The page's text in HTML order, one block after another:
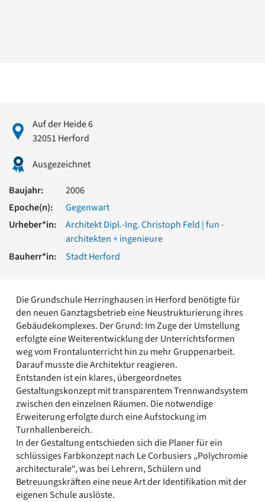
Gesamtübersicht...
Gegenwart
Postmoderne
1950er-70er Jahre
Moderne
Reformarchitektur
Jugendstil
Historismus
Klassizismus
Gotik
Römische Antike
Über uns
Über baukunst-nrw
Fachbeirat
Freunde & Förderer
Kontakt
Impressum
Datenschutz
Suchbegriff eingeben
Auf der Heide 6
32051 Herford
Ausgezeichnet
Baujahr:
2006
Epoche(n):
Gegenwart
Urheber*in:
Architekt Dipl.-Ing. Christoph Feld | fun -
architekten + ingenieure
Bauherr*in:
Stadt Herford
Die Grundschule Herringhausen in Herford benötigte für
den neuen Ganztagsbetrieb eine Neustrukturierung ihres
Gebäudekomplexes. Der Grund: Im Zuge der Umstellung
erfolgte eine Weiterentwicklung der Unterrichtsformen
weg vom Frontalunterricht hin zu mehr Gruppenarbeit.
Darauf musste die Architektur reagieren.
Entstanden ist ein klares, übergeordnetes
Gestaltungskonzept mit transparentem Trennwandsystem
zwischen den einzelnen Räumen. Die notwendige
Erweiterung erfolgte durch eine Aufstockung im
Turnhallenbereich.
In der Gestaltung entschieden sich die Planer für ein
schlüssiges Farbkonzept nach Le Corbusiers „Polychromie
architecturale“, was bei Lehrern, Schülern und
Betreuungskräften eine neue Art der Identifikation mit der
eigenen Schule auslöste.